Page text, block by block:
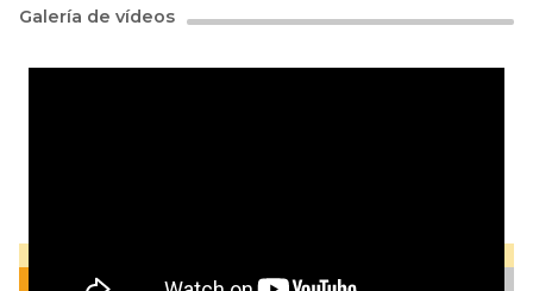
Galería de vídeos